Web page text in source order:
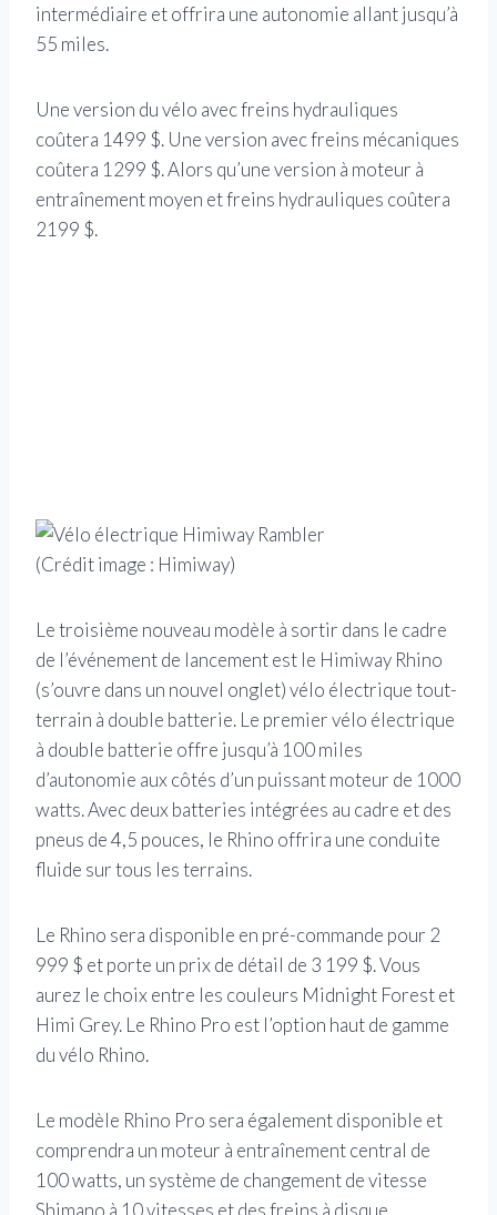
intermédiaire et offrira une autonomie allant jusqu’à
55 miles.
Une version du vélo avec freins hydrauliques
coûtera 1499 $. Une version avec freins mécaniques
coûtera 1299 $. Alors qu’une version à moteur à
entraînement moyen et freins hydrauliques coûtera
2199 $.
(Crédit image : Himiway)
Le troisième nouveau modèle à sortir dans le cadre
de l’événement de lancement est le Himiway Rhino
(s’ouvre dans un nouvel onglet)vélo électrique tout-
terrain à double batterie. Le premier vélo électrique
à double batterie offre jusqu’à 100 miles
d’autonomie aux côtés d’un puissant moteur de 1000
watts. Avec deux batteries intégrées au cadre et des
pneus de 4,5 pouces, le Rhino offrira une conduite
fluide sur tous les terrains.
Le Rhino sera disponible en pré-commande pour 2
999 $ et porte un prix de détail de 3 199 $. Vous
aurez le choix entre les couleurs Midnight Forest et
Himi Grey. Le Rhino Pro est l’option haut de gamme
du vélo Rhino.
Le modèle Rhino Pro sera également disponible et
comprendra un moteur à entraînement central de
100 watts, un système de changement de vitesse
Shimano à 10 vitesses et des freins à disque